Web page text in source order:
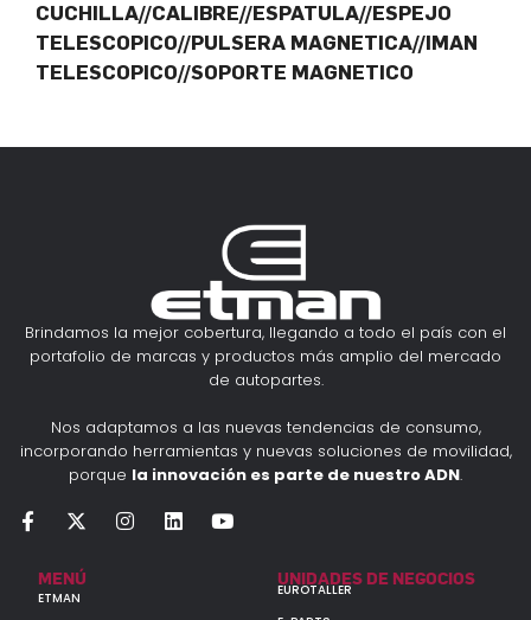
CUCHILLA//CALIBRE//ESPATULA//ESPEJO
TELESCOPICO//PULSERA MAGNETICA//IMAN
TELESCOPICO//SOPORTE MAGNETICO
Brindamos la mejor cobertura, llegando a todo el país con el
portafolio de marcas y productos más amplio del mercado
de autopartes.
Nos adaptamos a las nuevas tendencias de consumo,
incorporando herramientas y nuevas soluciones de movilidad,
porque la innovación es parte de nuestro ADN.
MENÚ
ETMAN
UNIDADES DE NEGOCIOS
EUROTALLER